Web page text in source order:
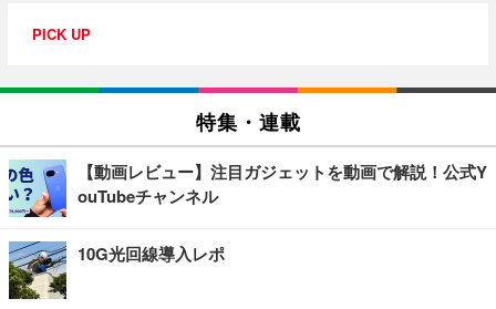
PICK UP
特集・連載
【動画レビュー】注目ガジェットを動画で解説！公式Y
ouTubeチャンネル
10G光回線導入レポ